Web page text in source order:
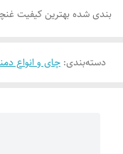
بندی شده بهترین کیفیت
دسته‌بندی: چای و انواع